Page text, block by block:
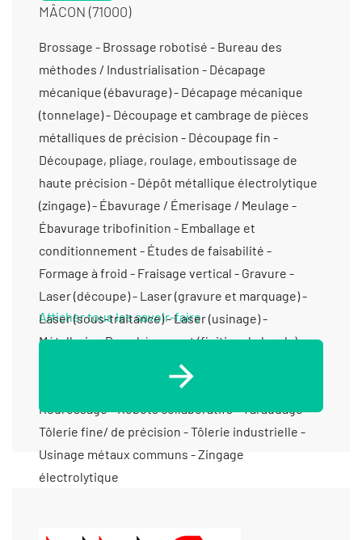
MÂCON (71000)
Brossage - Brossage robotisé - Bureau des
méthodes / Industrialisation - Décapage
mécanique (ébavurage) - Décapage mécanique
(tonnelage) - Découpage et cambrage de pièces
métalliques de précision - Découpage fin -
Découpage, pliage, roulage, emboutissage de
haute précision - Dépôt métallique électrolytique
(zingage) - Ébavurage / Émerisage / Meulage -
Ébavurage tribofinition - Emballage et
conditionnement - Études de faisabilité -
Formage à froid - Fraisage vertical - Gravure -
Laser (découpe) - Laser (gravure et marquage) -
Laser (sous-traitance) - Laser (usinage) -
Métallerie - Parachèvement (finition de bords) -
Pliage - Polissage - Produits métalliques ferreux /
non-ferreux (transformation et vente) -
Redressage - Robots collaboratifs - Taraudage -
Tôlerie fine/ de précision - Tôlerie industrielle -
Usinage métaux communs - Zingage
électrolytique
Afficher tous les savoir-faire